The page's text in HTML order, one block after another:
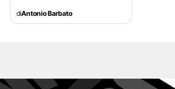
diAntonio Barbato